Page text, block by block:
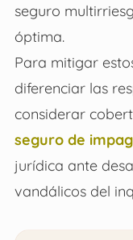
seguro
óptima.
Para mitigar
diferenciar las
considerar
seguro de
jurídica ante
vandálicos del